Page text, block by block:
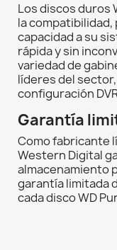
Los discos duros
la
capacidad a su
rápida y sin
variedad de
líderes del
configuración
Garantía
Como fabricante
Western Digital
almacenamiento
garantía limitada
cada disco WD